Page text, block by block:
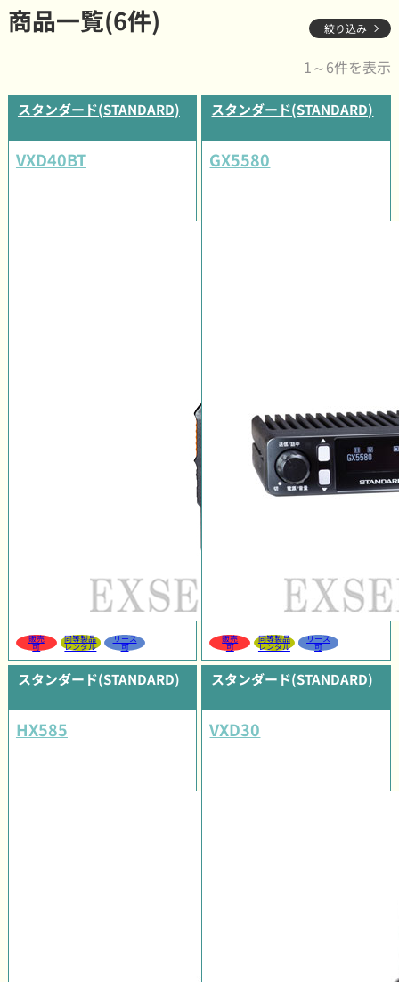
商品一覧(6件) 絞り込み
1～6件を表示
スタンダード(STANDARD)
VXD40BT
販売
可
同等製品
レンタル
リース
可
スタンダード(STANDARD)
GX5580
販売
可
同等製品
レンタル
リース
可
スタンダード(STANDARD)
HX585
スタンダード(STANDARD)
VXD30